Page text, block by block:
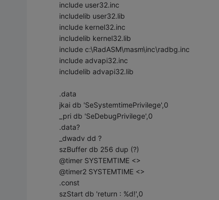
include user32.inc
includelib user32.lib
include kernel32.inc
includelib kernel32.lib
include c:\RadASM\masm\inc\radbg.inc
include advapi32.inc
includelib advapi32.lib
.data
jkai db 'SeSystemtimePrivilege',0
_pri db 'SeDebugPrivilege',0
.data?
_dwadv dd ?
szBuffer db 256 dup (?)
@timer SYSTEMTIME <>
@timer2 SYSTEMTIME <>
.const
szStart db 'return : %d!',0